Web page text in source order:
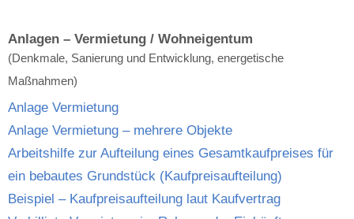
Anlagen – Vermietung / Wohneigentum
(Denkmale, Sanierung und Entwicklung, energetische
Maßnahmen)
Anlage Vermietung
Anlage Vermietung – mehrere Objekte
Arbeitshilfe zur Aufteilung eines Gesamtkaufpreises für
ein bebautes Grundstück (Kaufpreisaufteilung)
Beispiel – Kaufpreisaufteilung laut Kaufvertrag